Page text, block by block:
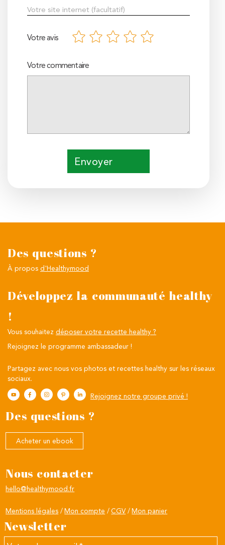
Votre avis
Votre commentaire
Envoyer
Des questions ?
À propos d'Healthymood
Développez la communauté healthy
!
Vous souhaitez déposer votre recette healthy ?
Rejoignez le programme ambassadeur !
Partagez avec nous vos photos et recettes healthy sur les réseaux
sociaux.
Rejoignez notre groupe privé !
Des questions ?
Acheter un ebook
Nous contacter
hello@healthymood.fr
Mentions légales Mon compte CGV Mon panier
Newsletter
Votre